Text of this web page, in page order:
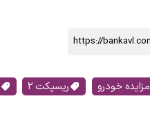
مزایده خودرو ریسپکت ٢